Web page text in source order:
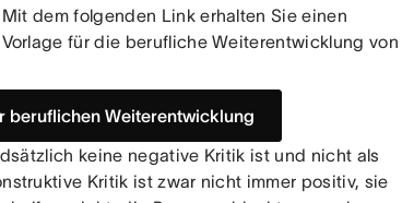
dem folgenden Link erhalten Sie einen
für die berufliche Weiterentwicklung von
beruflichen Weiterentwicklung
keine negative Kritik ist und nicht als
Kritik ist zwar nicht immer positiv, sie